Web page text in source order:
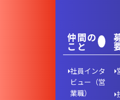
仲間の
こと
社員インタ
ビュー（営
業職）